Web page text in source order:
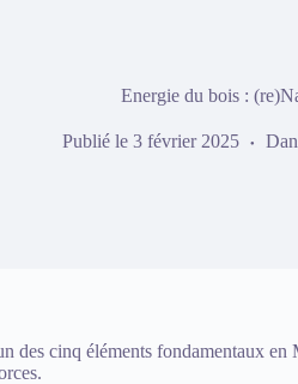
Energie du bois :
Publié le 3 février 2025
des cinq éléments fondamentaux